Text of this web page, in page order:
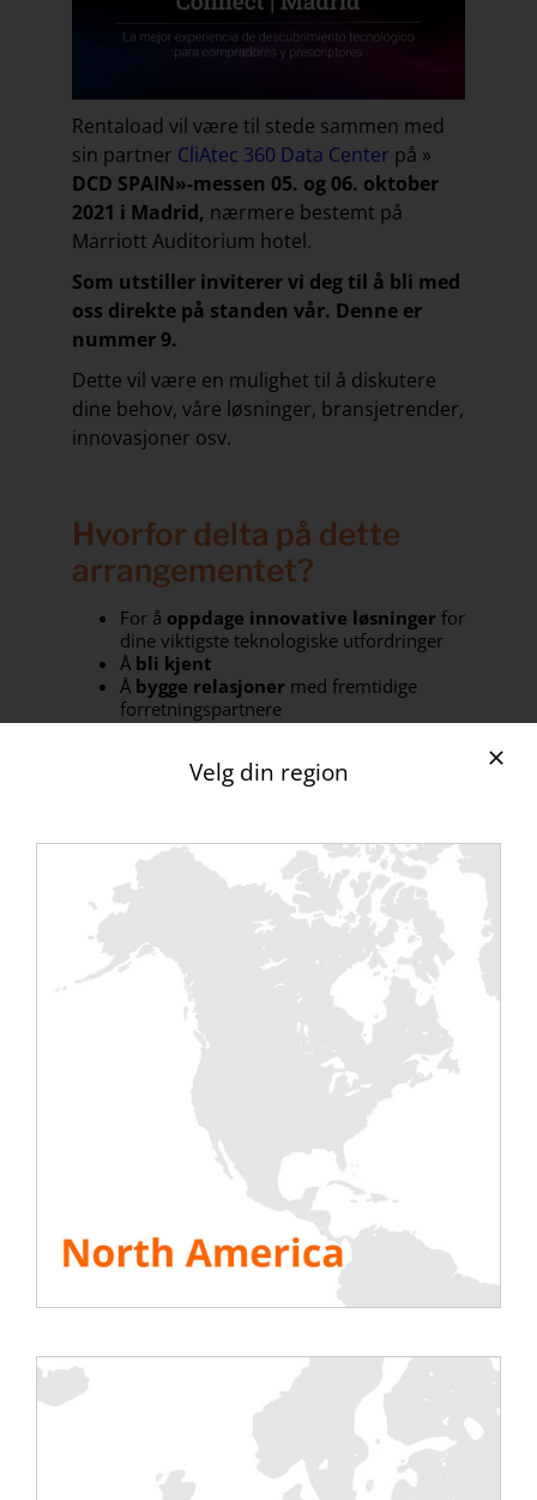
Rentaload vil være til stede sammen med
sin partner CliAtec 360 Data Center på »
DCD SPAIN»-messen 05. og 06. oktober
2021 i Madrid, nærmere bestemt på
Marriott Auditorium hotel.
Som utstiller inviterer vi deg til å bli med
oss direkte på standen vår. Denne er
nummer 9.
Dette vil være en mulighet til å diskutere
dine behov, våre løsninger, bransjetrender,
innovasjoner osv.
Hvorfor delta på dette
arrangementet?
For å oppdage innovative løsninger for
dine viktigste teknologiske utfordringer
Å bli kjent
Å bygge relasjoner med fremtidige
forretningspartnere
glipp av!
JEG REGISTRERER
DCD> Connect Madrid:
opplevelsesrik begivenhet,
designet nettopp for at du skal møte nye
leverandører og teknologier for å møte
dine stadig skiftende krav.
Connect Madrid bringer mer enn
500 kunder fra de mest innflytelsesrike
til å leve 24 timer
med nettverksopplevelse, oppdage
teknologier, utveksle informasjon… og ha
det gøy!
Ingen utstillingslokale. Ingen
konferanserom. Ta kontakt med bransjens
mest innovative leverandører på en
opplevelsesrik begivenhet for å styrke
relasjonene dine og skape nye gjennom
Velg din region